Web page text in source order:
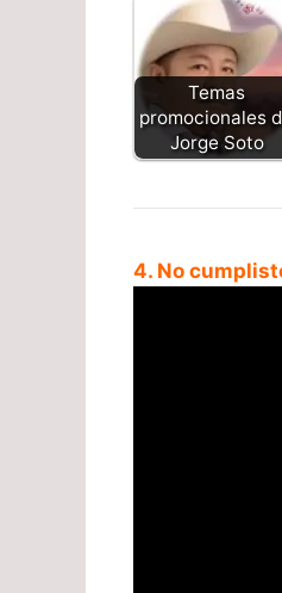
Temas
promocionales
Jorge Soto
4. No